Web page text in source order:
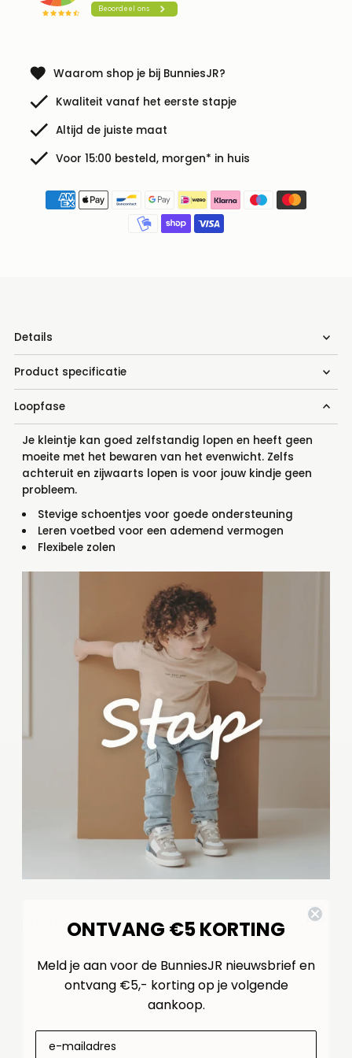
Waarom shop je bij BunniesJR?
Kwaliteit vanaf het eerste stapje
Altijd de juiste maat
Voor 15:00 besteld, morgen* in huis
Details
Product specificatie
Loopfase
Je kleintje kan goed zelfstandig lopen en heeft geen
moeite met het bewaren van het evenwicht. Zelfs
achteruit en zijwaarts lopen is voor jouw kindje geen
probleem.
Stevige schoentjes voor goede ondersteuning
Leren voetbed voor een ademend vermogen
Flexibele zolen
HANDIG OM HIER BIJ TE BESTELLEN..
ONTVANG €5 KORTING
Meld je aan voor de BunniesJR nieuwsbrief en
ontvang €5,- korting op je volgende
aankoop.